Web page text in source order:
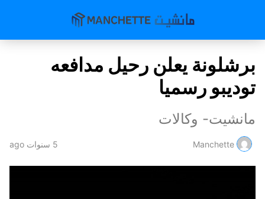
برشلونة يعلن رحيل مدافعه
توديبو رسميا
مانشيت- وكالات
Manchette 5 سنوات ago